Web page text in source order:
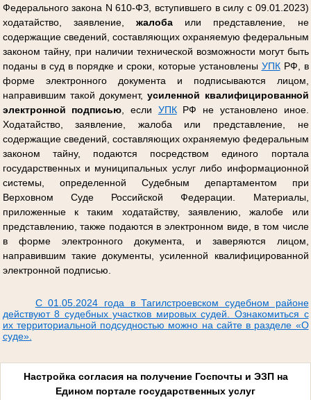
Федерального закона N 610-ФЗ, вступившего в силу с 09.01.2023)
ходатайство, заявление, жалобаили представление, не
содержащие сведений, составляющих охраняемую федеральным
законом тайну, при наличии технической возможности могут быть
поданы в суд в порядке и сроки, которые установлены УПКРФ, в
форме электронного документа и подписываются лицом,
направившим такой документ,усиленной квалифицированной
электронной подписью , если УПКРФ не установлено иное.
Ходатайство, заявление, жалоба или представление, не
содержащие сведений, составляющих охраняемую федеральным
законом тайну, подаются посредством единого портала
государственных и муниципальных услуг либо информационной
системы, определенной Судебным департаментом при
Верховном Суде Российской Федерации. Материалы,
приложенные к таким ходатайству, заявлению, жалобе или
представлению, также подаются в электронном виде, в том числе
в форме электронного документа, и заверяются лицом,
направившим такие документы, усиленной квалифицированной
электронной подписью.
С 01.05.2024 года в Тагилстроевском судебном районе
действуют 8 судебных участков мировых судей. Ознакомиться с
их территориальной подсудностью можно на сайте в разделе «О
суде».
Настройка согласия на получение Госпочты и ЭЗП на
Едином портале государственных услуг